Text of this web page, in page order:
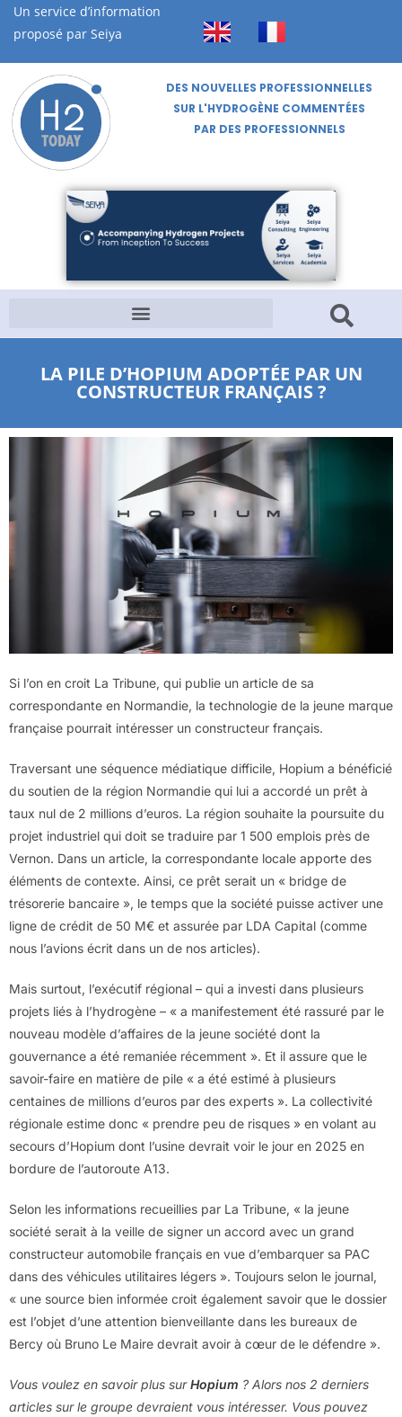
Un service d’information
proposé par Seiya
DES NOUVELLES PROFESSIONNELLES
SUR L'HYDROGÈNE COMMENTÉES
PAR DES PROFESSIONNELS
LA PILE D’HOPIUM ADOPTÉE PAR UN
CONSTRUCTEUR FRANÇAIS ?
Si l’on en croit La Tribune, qui publie un article de sa
correspondante en Normandie, la technologie de la jeune marque
française pourrait intéresser un constructeur français.
Traversant une séquence médiatique difficile, Hopium a bénéficié
du soutien de la région Normandie qui lui a accordé un prêt à
taux nul de 2 millions d’euros. La région souhaite la poursuite du
projet industriel qui doit se traduire par 1 500 emplois près de
Vernon. Dans un article, la correspondante locale apporte des
éléments de contexte. Ainsi, ce prêt serait un « bridge de
trésorerie bancaire », le temps que la société puisse activer une
ligne de crédit de 50 M€ et assurée par LDA Capital (comme
nous l’avions écrit dans un de nos articles).
Mais surtout, l’exécutif régional – qui a investi dans plusieurs
projets liés à l’hydrogène – « a manifestement été rassuré par le
nouveau modèle d’affaires de la jeune société dont la
gouvernance a été remaniée récemment ». Et il assure que le
savoir-faire en matière de pile « a été estimé à plusieurs
centaines de millions d’euros par des experts ». La collectivité
régionale estime donc « prendre peu de risques » en volant au
secours d’Hopium dont l’usine devrait voir le jour en 2025 en
bordure de l’autoroute A13.
Selon les informations recueillies par La Tribune, « la jeune
société serait à la veille de signer un accord avec un grand
constructeur automobile français en vue d’embarquer sa PAC
dans des véhicules utilitaires légers ». Toujours selon le journal,
« une source bien informée croit également savoir que le dossier
est l’objet d’une attention bienveillante dans les bureaux de
Bercy où Bruno Le Maire devrait avoir à cœur de le défendre ».
Vous voulez en savoir plus surHopium ? Alors nos 2 derniers
articles sur le groupe devraient vous intéresser. Vous pouvez